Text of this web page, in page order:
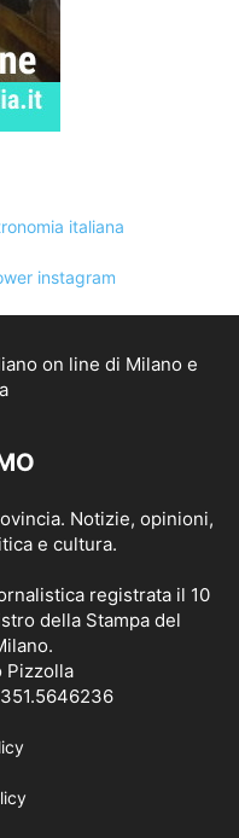
Notizie, opinioni,
e cultura.
registrata il 10
della Stampa del
Pizzolla